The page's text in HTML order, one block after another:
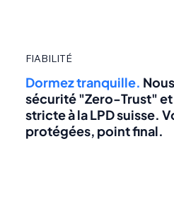
FIABILITÉ
Dormez tranquille.
sécurité "Zero-Trust"
stricte à la LPD suisse.
protégées, point final.